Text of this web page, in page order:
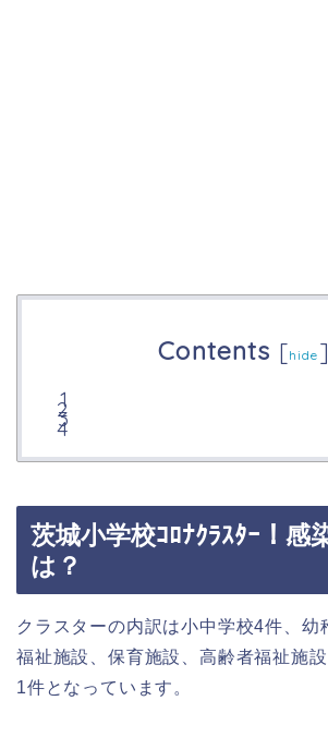
Contents [hide ]
茨城小学校ｺﾛﾅｸﾗｽﾀｰ！感
は？
クラスターの内訳は小中学校4件、幼
福祉施設、保育施設、高齢者福祉施
1件となっています。